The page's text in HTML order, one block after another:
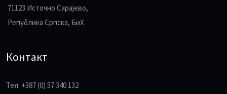
71123 Источно Сарајево,
Република Српска, БиХ
Контакт
Тел: +387 (0) 57 340 132